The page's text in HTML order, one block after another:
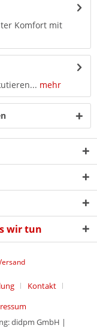
Komfort mit
mehr
wir tun
Kontakt
didpm GmbH |